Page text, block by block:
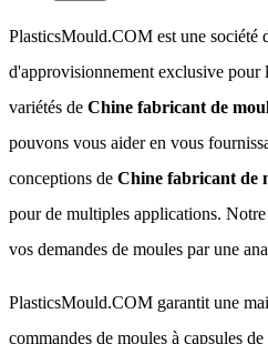
PlasticsMould.COM est une société
d'approvisionnement exclusive pour
variétés de Chine fabricant de
pouvons vous aider en vous
conceptions de Chine fabricant de
pour de multiples applications.
vos demandes de moules par une
PlasticsMould.COM garantit une
commandes de moules à capsules